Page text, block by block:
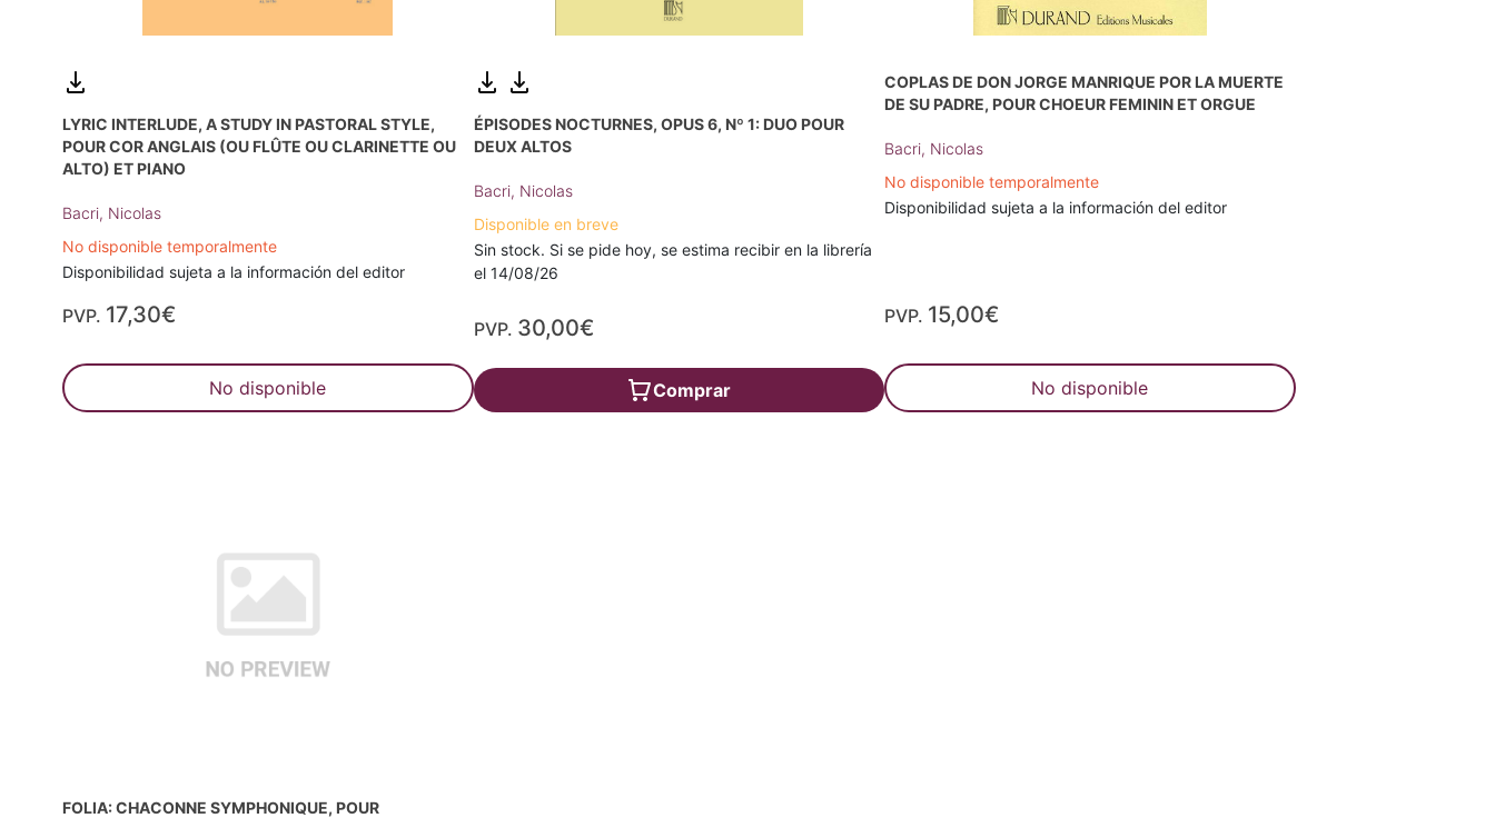
LYRIC INTERLUDE, A STUDY IN PASTORAL STYLE,
POUR COR ANGLAIS (OU FLÛTE OU CLARINETTE OU
ALTO) ET PIANO
Bacri, Nicolas
No disponible temporalmente
Disponibilidad sujeta a la información del editor
PVP. 17,30€
No disponible
ÉPISODES NOCTURNES, OPUS 6, Nº 1: DUO POUR
DEUX ALTOS
Bacri, Nicolas
Disponible en breve
Sin stock. Si se pide hoy, se estima recibir en la librería
el 14/08/26
PVP. 30,00€
Comprar
COPLAS DE DON JORGE MANRIQUE POR LA MUERTE
DE SU PADRE, POUR CHOEUR FEMININ ET ORGUE
Bacri, Nicolas
No disponible temporalmente
Disponibilidad sujeta a la información del editor
PVP. 15,00€
No disponible
FOLIA: CHACONNE SYMPHONIQUE, POUR